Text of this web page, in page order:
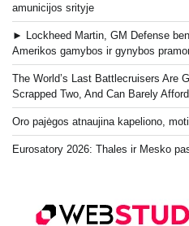
amunicijos srityje
► Lockheed Martin, GM Defense
Amerikos gamybos ir gynybos
The World’s Last Battlecruisers Are
Scrapped Two, And Can Barely
Oro pajėgos atnaujina kapeliono,
Eurosatory 2026: Thales ir Mesko